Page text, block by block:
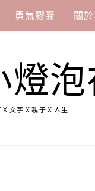
勇氣膠囊 關
燈
文字Ｘ親子Ｘ人生